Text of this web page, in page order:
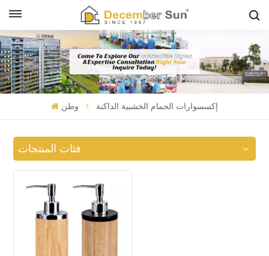
وطن إكسسوارات الحمام الخشبية الداكنة
فئات المنتجات